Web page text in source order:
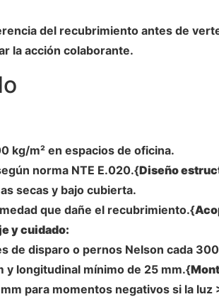
del recubrimiento antes de
la acción colaborante.
kg/m² en espacios de oficina.
norma NTE E.020.{Diseño
secas y bajo cubierta.
que dañe el recubrimiento.{
y cuidado:
de disparo o pernos Nelson cada
y longitudinal mínimo de 25 mm.{
para momentos negativos si la luz